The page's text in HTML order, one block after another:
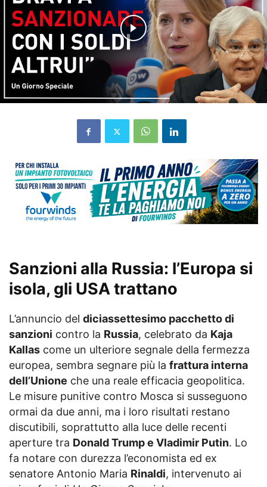
Sanzioni alla Russia: l’Europa si
isola, gli USA trattano
L’annuncio del diciassettesimo pacchetto di
sanzioni contro la Russia, celebrato da Kaja
Kallas come un ulteriore segnale della fermezza
europea, sembra segnare più la frattura interna
dell’Unione che una reale efficacia geopolitica.
Le misure punitive contro Mosca si susseguono
ormai da due anni, ma i loro risultati restano
discutibili, soprattutto alla luce delle recenti
aperture tra Donald Trump e Vladimir Putin. Lo
fa notare con durezza l’economista ed ex
senatore Antonio Maria Rinaldi, intervenuto ai